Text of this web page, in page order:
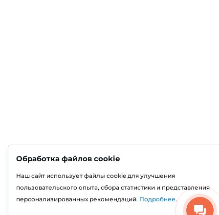
Обработка файлов cookie
Наш сайт использует файлы cookie для улучшения
пользовательского опыта, сбора статистики и представления
персонализированных рекомендаций. Подробнее.